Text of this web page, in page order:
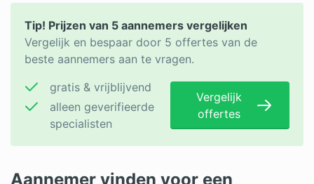
Tip! Prijzen van 5 aannemers vergelijken
Vergelijk en bespaar door 5 offertes van de
beste aannemers aan te vragen.
gratis & vrijblijvend
alleen geverifieerde
specialisten
Vergelijk
offertes
Aannemer vinden voor een